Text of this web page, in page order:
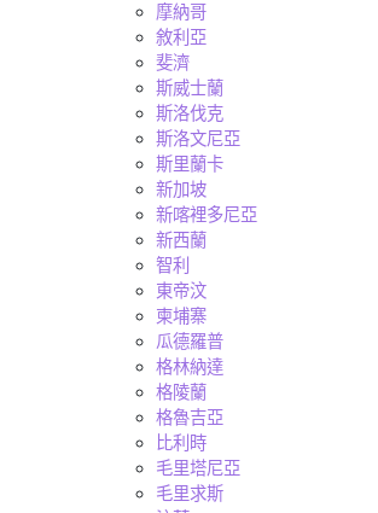
摩納哥
敘利亞
斐濟
斯威士蘭
斯洛伐克
斯洛文尼亞
斯里蘭卡
新加坡
新喀裡多尼亞
新西蘭
智利
東帝汶
柬埔寨
瓜德羅普
格林納達
格陵蘭
格魯吉亞
比利時
毛里塔尼亞
毛里求斯